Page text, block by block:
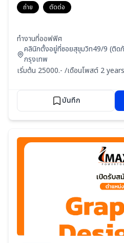
ถ่าย ตัดต่อ
ทำงานที่ออฟฟิศ
คลินิกตั้งอยู่ที่ซอยสุขุมวิท49/9 (ติด
กรุงเทพ
เริ่มต้น 25000.- /เดือนโพสต์ 2
บันทึก